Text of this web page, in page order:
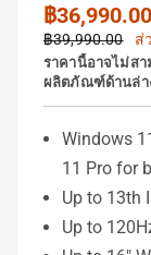
฿36,990.00
฿39,990.00
ส่
ราคานี้อาจไม่ส
ผลิตภัณฑ์ด้านล่า
Windows
11 Pro for
Up to 13th
Up to